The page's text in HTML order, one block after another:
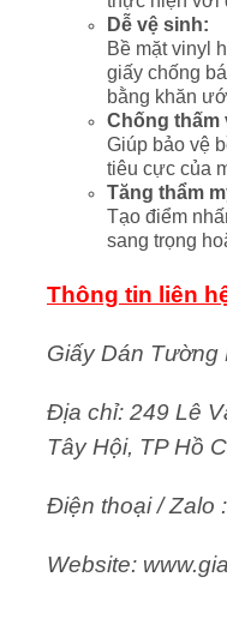
Dễ vệ sinh:
Bề mặt vinyl
giấy chống
bằng khăn
Chống thấm
Giúp bảo vệ
tiêu cực của
Tăng thẩm
Tạo điểm
sang trọng
Thông tin liên
Giấy Dán Tường
Địa chỉ: 249 Lê
Tây Hội, TP Hồ
Điện thoại / Zalo
Website: